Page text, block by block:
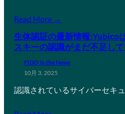
Read More →
生体認証の最新情報:Yubico
スキーの認識がまだ不足し
FIDO in the News
10月 3, 2025
認識されているサイバーセキュ